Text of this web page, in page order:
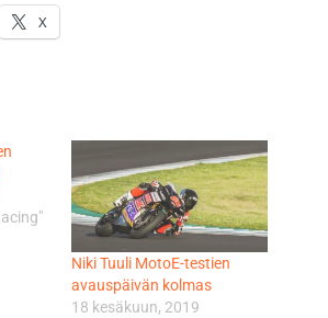
X
Niki Tuuli MotoE-testien
avauspäivän kolmas
18 kesäkuun, 2019